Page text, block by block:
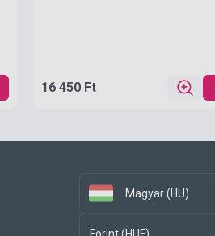
16 450 Ft
Magyar (HU)